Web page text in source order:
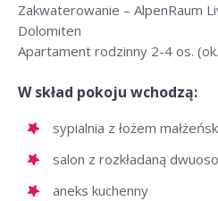
Zakwaterowanie – AlpenRaum
Dolomiten
Apartament rodzinny 2-4 os.
W skład pokoju wchodzą:
sypialnia z łożem
salon z rozkładaną
aneks kuchenny